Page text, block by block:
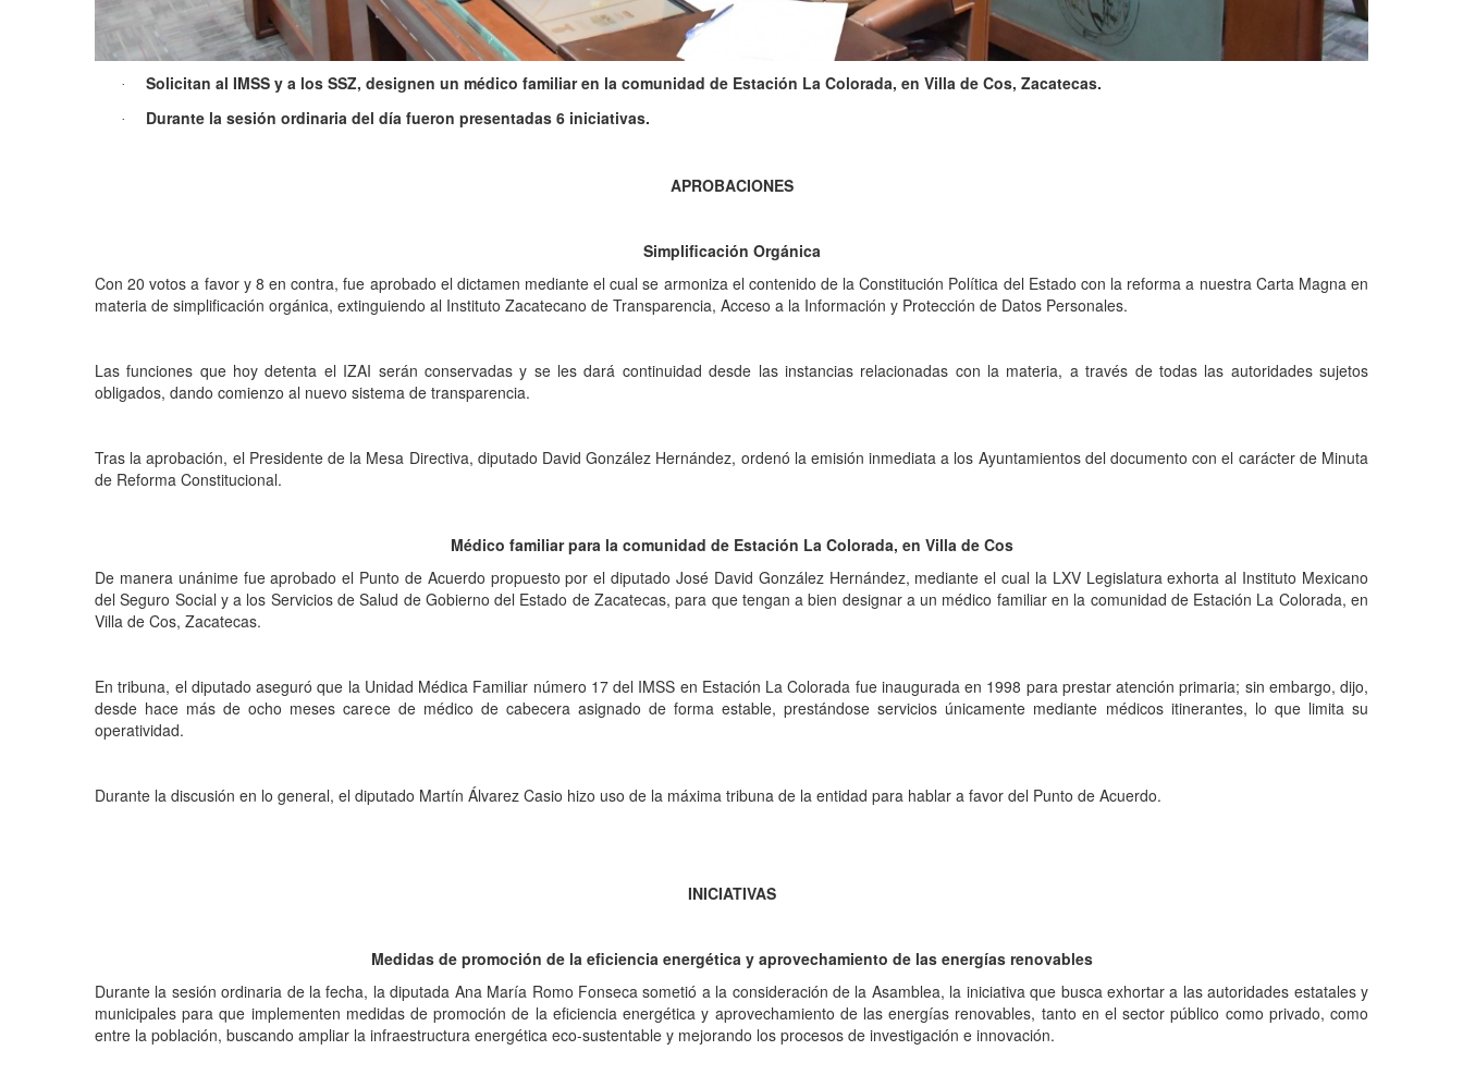
· Solicitan al IMSS y a los SSZ, designen un médico familiar en la comunidad de Estación La Colorada, en Villa de Cos, Zacatecas.
· Durante la sesión ordinaria del día fueron presentadas 6 iniciativas.
APROBACIONES
Simplificación Orgánica
Con 20 votos a favor y 8 en contra, fue aprobado el dictamen mediante el cual se armoniza el contenido de la Constitución Política del Estado con la reforma a nuestra Carta Magna en
materia de simplificación orgánica, extinguiendo al Instituto Zacatecano de Transparencia, Acceso a la Información y Protección de Datos Personales.
Las funciones que hoy detenta el IZAI serán conservadas y se les dará continuidad desde las instancias relacionadas con la materia, a través de todas las autoridades sujetos
obligados, dando comienzo al nuevo sistema de transparencia.
Tras la aprobación, el Presidente de la Mesa Directiva, diputado David González Hernández, ordenó la emisión inmediata a los Ayuntamientos del documento con el carácter de Minuta
de Reforma Constitucional.
Médico familiar para la comunidad de Estación La Colorada, en Villa de Cos
De manera unánime fue aprobado el Punto de Acuerdo propuesto por el diputado José David González Hernández, mediante el cual la LXV Legislatura exhorta al Instituto Mexicano
del Seguro Social y a los Servicios de Salud de Gobierno del Estado de Zacatecas, para que tengan a bien designar a un médico familiar en la comunidad de Estación La Colorada, en
Villa de Cos, Zacatecas.
En tribuna, el diputado aseguró que la Unidad Médica Familiar número 17 del IMSS en Estación La Colorada fue inaugurada en 1998 para prestar atención primaria; sin embargo, dijo,
desde hace más de ocho meses carece de médico de cabecera asignado de forma estable, prestándose servicios únicamente mediante médicos itinerantes, lo que limita su
operatividad.
Durante la discusión en lo general, el diputado Martín Álvarez Casio hizo uso de la máxima tribuna de la entidad para hablar a favor del Punto de Acuerdo.
INICIATIVAS
Medidas de promoción de la eficiencia energética y aprovechamiento de las energías renovables
Durante la sesión ordinaria de la fecha, la diputada Ana María Romo Fonseca sometió a la consideración de la Asamblea, la iniciativa que busca exhortar a las autoridades estatales y
municipales para que implementen medidas de promoción de la eficiencia energética y aprovechamiento de las energías renovables, tanto en el sector público como privado, como
entre la población, buscando ampliar la infraestructura energética eco-sustentable y mejorando los procesos de investigación e innovación.